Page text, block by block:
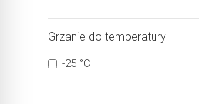
Grzanie do temperatury
-25 °C